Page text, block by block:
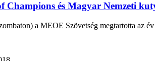
Champions és Magyar Nemzeti
a MEOE Szövetség megtartotta